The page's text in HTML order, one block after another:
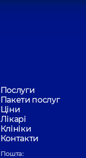
Послуги
Пакети послуг
Ціни
Лікарі
Клініки
Контакти
Пошта: